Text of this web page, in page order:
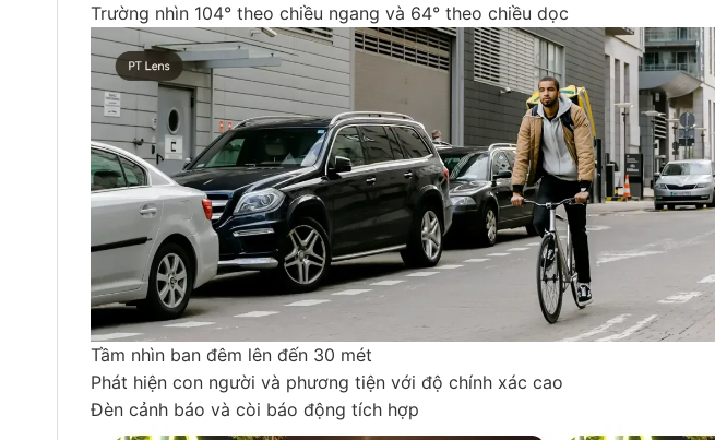
Trường nhìn 104° theo chiều ngang và 64° theo chiều dọc
Tầm nhìn ban đêm lên đến 30 mét
Phát hiện con người và phương tiện với độ chính xác cao
Đèn cảnh báo và còi báo động tích hợp